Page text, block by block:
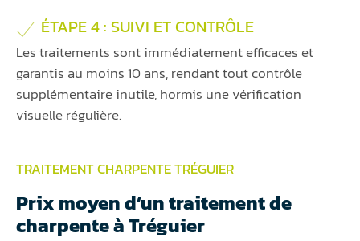
ÉTAPE 4 : SUIVI ET CONTRÔLE
Les traitements sont immédiatement efficaces et
garantis au moins 10 ans, rendant tout contrôle
supplémentaire inutile, hormis une vérification
visuelle régulière.
TRAITEMENT CHARPENTE TRÉGUIER
Prix moyen d’un traitement de
charpente à Tréguier